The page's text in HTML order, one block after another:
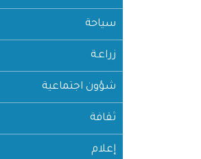
سياحة
زراعـة
شؤون اجتماعية
ثقافة
إعلام